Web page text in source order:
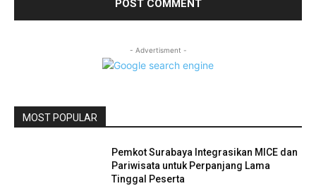
- Advertisment -
MOST POPULAR
Pemkot Surabaya Integrasikan MICE dan
Pariwisata untuk Perpanjang Lama
Tinggal Peserta